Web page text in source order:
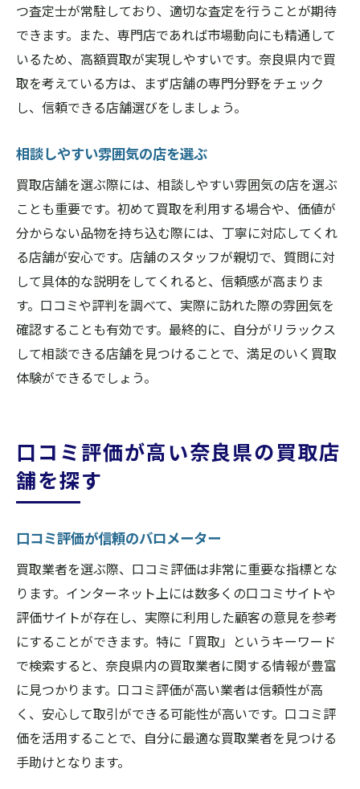
つ査定士が常駐しており、適切な査定を行うことが期待
できます。また、専門店であれば市場動向にも精通して
いるため、高額買取が実現しやすいです。奈良県内で買
取を考えている方は、まず店舗の専門分野をチェック
し、信頼できる店舗選びをしましょう。
相談しやすい雰囲気の店を選ぶ
買取店舗を選ぶ際には、相談しやすい雰囲気の店を選ぶ
ことも重要です。初めて買取を利用する場合や、価値が
分からない品物を持ち込む際には、丁寧に対応してくれ
る店舗が安心です。店舗のスタッフが親切で、質問に対
して具体的な説明をしてくれると、信頼感が高まりま
す。口コミや評判を調べて、実際に訪れた際の雰囲気を
確認することも有効です。最終的に、自分がリラックス
して相談できる店舗を見つけることで、満足のいく買取
体験ができるでしょう。
口コミ評価が高い奈良県の買取店
舗を探す
口コミ評価が信頼のバロメーター
買取業者を選ぶ際、口コミ評価は非常に重要な指標とな
ります。インターネット上には数多くの口コミサイトや
評価サイトが存在し、実際に利用した顧客の意見を参考
にすることができます。特に「買取」というキーワード
で検索すると、奈良県内の買取業者に関する情報が豊富
に見つかります。口コミ評価が高い業者は信頼性が高
く、安心して取引ができる可能性が高いです。口コミ評
価を活用することで、自分に最適な買取業者を見つける
手助けとなります。